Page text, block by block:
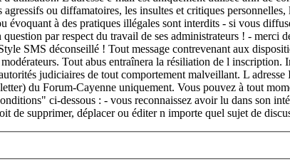
ou diffamatoires, les insultes et critiques
évoquant à des pratiques illégales sont interdits - si vous
par respect du travail de ses administrateurs ! - merci
SMS déconseillé ! Tout message contrevenant aux
Tout abus entraînera la résiliation de l
judiciaires de tout comportement malveillant. L
du Forum-Cayenne uniquement. Vous pouvez à tout
ci-dessous : - vous reconnaissez avoir lu dans son
de supprimer, déplacer ou éditer n importe quel sujet de